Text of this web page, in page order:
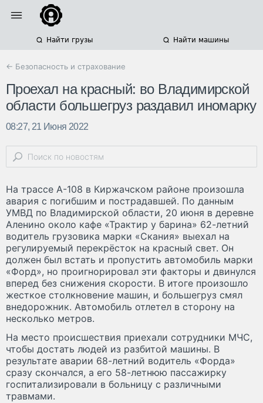
Найти грузы Найти машины
← Безопасность и страхование
Проехал на красный: во Владимирской
области большегруз раздавил иномарку
08:27, 21 Июня 2022
На трассе А-108 в Киржачском районе произошла
авария с погибшим и пострадавшей. По данным
УМВД по Владимирской области, 20 июня в деревне
Аленино около кафе «Трактир у барина» 62-летний
водитель грузовика марки «Скания» выехал на
регулируемый перекрёсток на красный свет. Он
должен был встать и пропустить автомобиль марки
«Форд», но проигнорировал эти факторы и двинулся
вперед без снижения скорости. В итоге произошло
жесткое столкновение машин, и большегруз смял
внедорожник. Автомобиль отлетел в сторону на
несколько метров.
На место происшествия приехали сотрудники МЧС,
чтобы достать людей из разбитой машины. В
результате аварии 68-летний водитель «Форда»
сразу скончался, а его 58-летнюю пассажирку
госпитализировали в больницу с различными
травмами.